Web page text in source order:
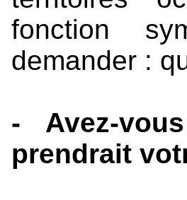
fonction
demander :
- Avez-
prendrait